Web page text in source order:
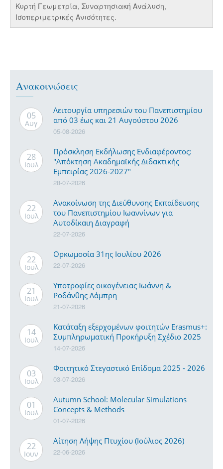
Κυρτή Γεωμετρία, Συναρτησιακή Ανάλυση,
Ισοπεριμετρικές Ανισότητες.
Ανακοινώσεις
05
Αυγ
Λειτουργία υπηρεσιών του Πανεπιστημίου
από 03 έως και 21 Αυγούστου 2026
05-08-2026
28
Ιουλ
Πρόσκληση Εκδήλωσης Ενδιαφέροντος:
"Απόκτηση Ακαδημαϊκής Διδακτικής
Εμπειρίας 2026-2027"
28-07-2026
22
Ιουλ
Ανακοίνωση της Διεύθυνσης Εκπαίδευσης
του Πανεπιστημίου Ιωαννίνων για
Αυτοδίκαιη Διαγραφή
22-07-2026
22
Ιουλ
Ορκωμοσία 31ης Ιουλίου 2026
22-07-2026
21
Ιουλ
Υποτροφίες οικογένειας Ιωάννη &
Ροδάνθης Λάμπρη
21-07-2026
14
Ιουλ
Κατάταξη εξερχομένων φοιτητών Erasmus+:
Συμπληρωματική Προκήρυξη Σχέδιο 2025
14-07-2026
03
Ιουλ
Φοιτητικό Στεγαστικό Επίδομα 2025 - 2026
03-07-2026
01
Ιουλ
Autumn School: Molecular Simulations
Concepts & Methods
01-07-2026
22
Ιουν
Αίτηση Λήψης Πτυχίου (Ιούλιος 2026)
22-06-2026